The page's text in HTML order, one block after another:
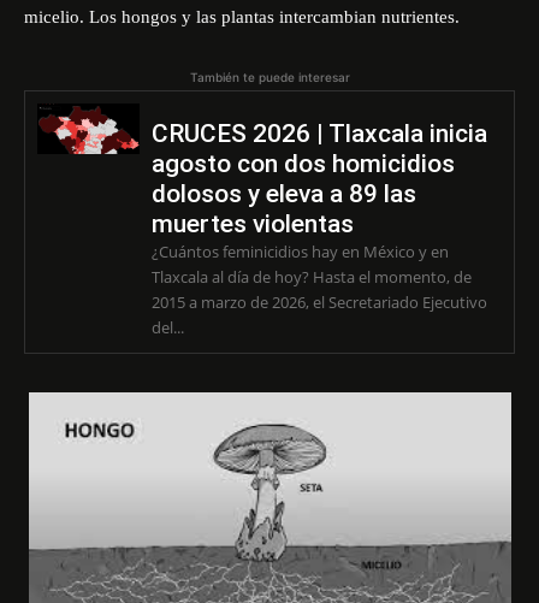
micelio. Los hongos y las plantas intercambian nutrientes.
También te puede interesar
CRUCES 2026 | Tlaxcala inicia
agosto con dos homicidios
dolosos y eleva a 89 las
muertes violentas
¿Cuántos feminicidios hay en México y en
Tlaxcala al día de hoy? Hasta el momento, de
2015 a marzo de 2026, el Secretariado Ejecutivo
del...